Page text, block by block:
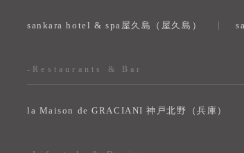
sankara hotel & spa屋久島（屋久島）
-Restaurants & Bar
la Maison de GRACIANI 神戸北野（兵庫）